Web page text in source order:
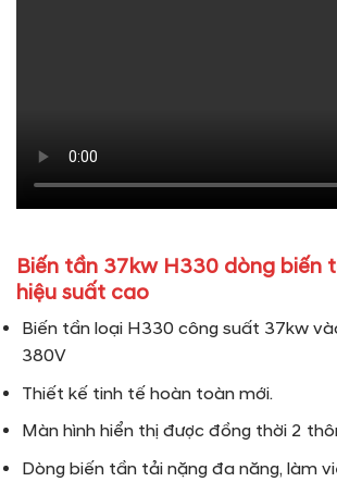
Biến tần 37kw H330 dòng biến
hiệu suất cao
Biến tần loại H330 công suất 37kw
380V
Thiết kế tinh tế hoàn toàn mới.
Màn hình hiển thị được đồng thời 2
Dòng biến tần tải nặng đa năng, làm